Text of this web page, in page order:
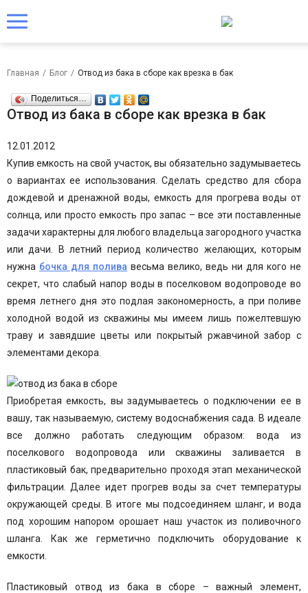
Главная / Блог / Отвод из бака в сборе как врезка в бак
Поделиться…
Отвод из бака в сборе как врезка в бак
12.01.2012
Купив емкость на свой участок, вы обязательно задумываетесь
о вариантах ее использования. Сделать средство для сбора
дождевой и дренажной воды, емкость для прогрева воды от
солнца, или просто емкость про запас – все эти поставленные
задачи характерны для любого владельца загородного участка
или дачи. В летний период количество желающих, которым
нужна бочка для полива весьма велико, ведь ни для кого не
секрет, что слабый напор воды в поселковом водопроводе во
время летнего дня это подлая закономерность, а при поливе
холодной водой из скважины мы имеем лишь пожелтевшую
траву и завядшие цветы или покрытый ржавчиной забор с
элементами декора.
Приобретая емкость, вы задумываетесь о подключении ее в
вашу, так называемую, систему водоснабжения сада. В идеале
все должно работать следующим образом: вода из
поселкового водопровода или скважины заливается в
пластиковый бак, предварительно проходя этап механической
фильтрации. Далее идет прогрев воды за счет температуры
окружающей среды. В итоге мы подсоединяем шланг, и вода
под хорошим напором орошает наш участок из поливочного
шланга. Как же герметично подключить оборудование к
емкости.
Пластиковый отвод из бака в сборе – важный элемент,